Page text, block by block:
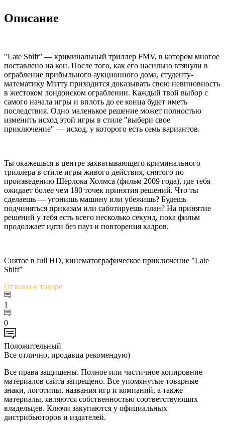
Описание
"Late Shift” — криминальный триллер FMV, в котором многое
поставлено на кон. После того, как его насильно втянули в
ограбление прибыльного аукционного дома, студенту-
математику Мэтту приходится доказывать свою невиновность
в жестоком лондонском ограблении. Каждый твой выбор с
самого начала игры и вплоть до ее конца будет иметь
последствия. Одно маленькое решение может полностью
изменить исход этой игры в стиле "выбери свое
приключение" — исход, у которого есть семь вариантов.
Ты окажешься в центре захватывающего криминального
триллера в стиле игры живого действия, снятого по
произведению Шерлока Холмса (фильм 2009 года), где тебя
ожидает более чем 180 точек принятия решений. Что ты
сделаешь — угонишь машину или убежишь? Будешь
подчиняться приказам или саботируешь план? На принятие
решений у тебя есть всего несколько секунд, пока фильм
продолжает идти без пауз и повторения кадров.
Снятое в full HD, кинематографическое приключение "Late
Shift”
Отзывы о товаре
1
0
Положительный
Все отлично, продавца рекомендую)
Все права защищены. Полное или частичное копировние
материалов сайта запрещено. Все упомянутые товарные
знаки, логотипы, названия игр и компаний, а также
материалы, являются собственностью соответствующих
владельцев. Ключи закупаются у официальных
дистрибьюторов и издателей.